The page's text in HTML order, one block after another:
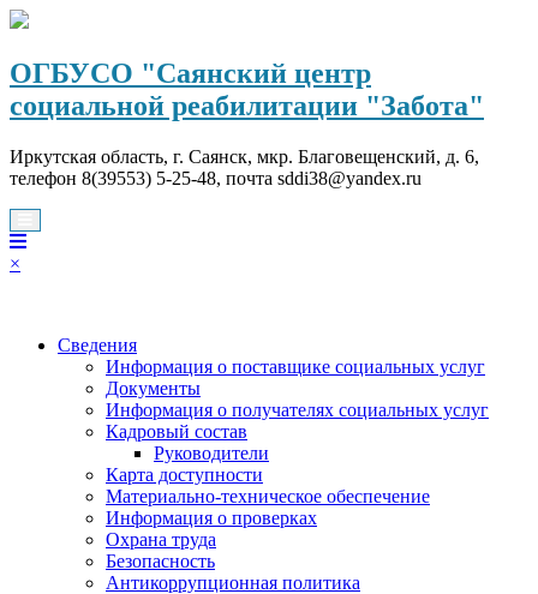
Перейти
содержимому
ОГБУСО "Саянский центр
социальной реабилитации "Забота"
Иркутская область, г. Саянск, мкр. Благовещенский, д. 6,
телефон 8(39553) 5-25-48, почта sddi38@yandex.ru
×
Сведения
Информация о поставщике социальных услуг
Документы
Информация о получателях социальных услуг
Кадровый состав
Руководители
Карта доступности
Материально-техническое обеспечение
Информация о проверках
Охрана труда
Безопасность
Антикоррупционная политика